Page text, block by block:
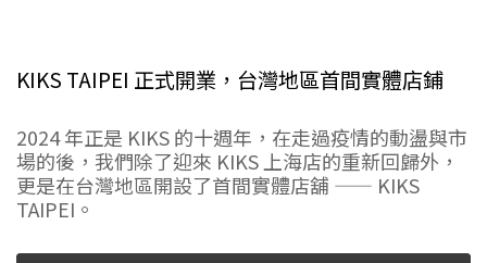
KIKS TAIPEI 正式開業，台灣地區首間實體店鋪
2024 年正是 KIKS 的十週年，在走過疫情的動盪與市
場的後，我們除了迎來 KIKS 上海店的重新回歸外，
更是在台灣地區開設了首間實體店舖 —— KIKS
TAIPEI。